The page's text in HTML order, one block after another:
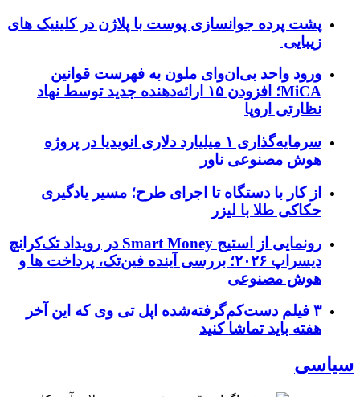
پشت پرده جوانسازی پوست با پلاژن در کلینیک های
زیبایی
ورود واحد بی‌ان‌وای ملون به فهرست قوانین
MiCA؛ افزودن ۱۵ ارائه‌دهنده جدید توسط نهاد
نظارتی اروپا
سرمایه‌گذاری ۱ میلیارد دلاری انویدیا در پروژه
هوش مصنوعی ناور
از کار با دستگاه تا اجرای طرح؛ مسیر یادگیری
حکاکی طلا با لیزر
رونمایی از استیج Smart Money در رویداد تک‌کرانچ
دیسراپ ۲۰۲۶؛ بررسی آینده فین‌تک، پرداخت‌ ها و
هوش مصنوعی
۳ فیلم دست‌کم‌گرفته‌شده اپل تی وی که این آخر
هفته باید تماشا کنید
سیاسی